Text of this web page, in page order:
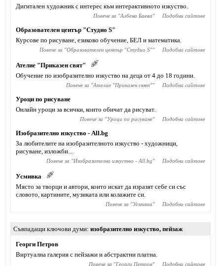
Дигитален художник с интерес към интерактивното изкуство.
Повече за "Албена Баева" Подобни сайтове
Образователен център "Студио S"
Курсове по рисуване, езиково обучение, БЕЛ и математика.
Повече за "Образователен център "Студио S"" Подобни сайтове
Ателие "Приказен свят"
Обучение по изобразително изкуство на деца от 4 до 18 години.
Повече за "Ателие "Приказен свят"" Подобни сайтове
Уроци по рисуване
Онлайн уроци за всички, които обичат да рисуват.
Повече за "Уроци по рисуване" Подобни сайтове
Изобразително изкуство - All.bg
За любителите на изобразителното изкуство - художници,
рисуване, изложби...
Повече за "Изобразително изкуство - All.bg" Подобни сайтове
Усмивка
Място за творци и автори, които искат да изразят себе си със
словото, картините, музиката или колажите си.
Повече за "Усмивка" Подобни сайтове
Съвпадащи ключови думи изобразително изкуство, пейзаж
Георги Петров
Виртуална галерия с пейзажи и абстрактни платна.
Повече за "Георги Петров" Подобни сайтове